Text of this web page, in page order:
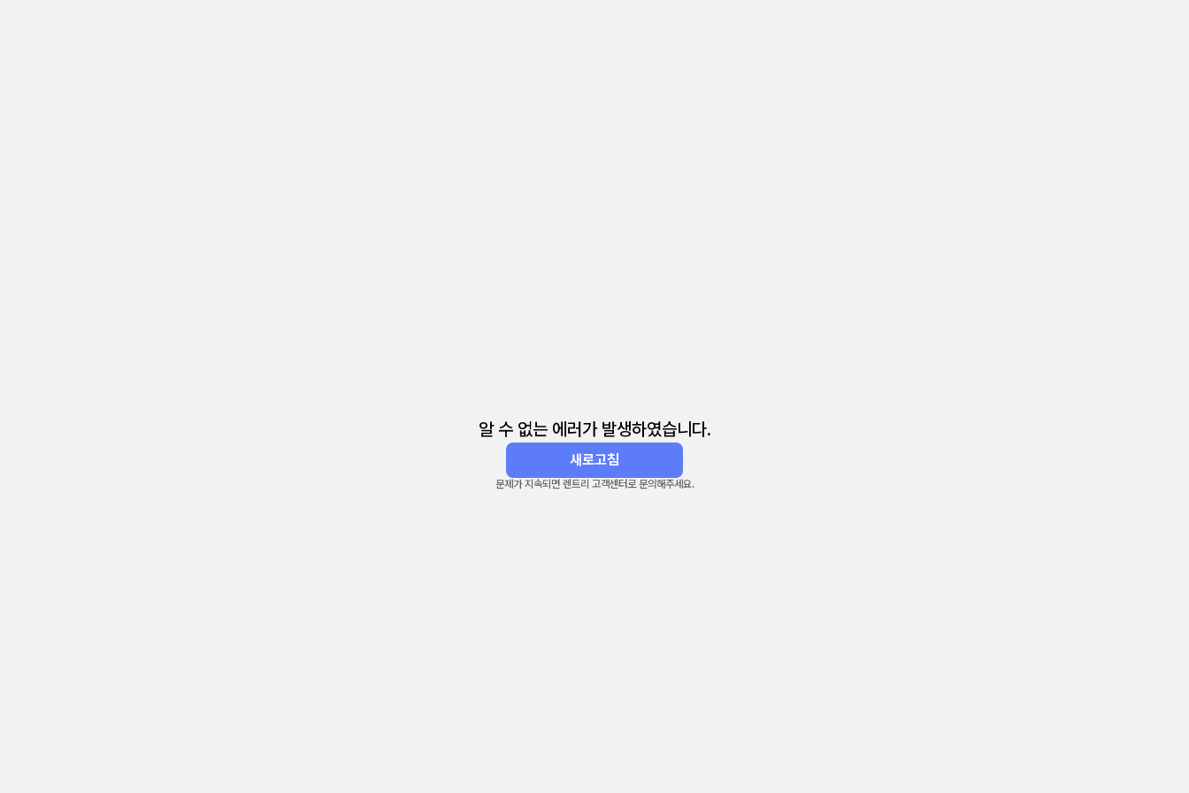
알 수 없는 에러가 발생하였습니다.
새로고침
문제가 지속되면 렌트리 고객센터로 문의해주세요.